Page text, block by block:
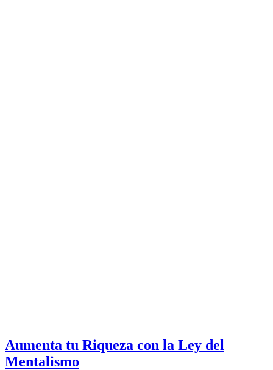
Aumenta tu Riqueza con la Ley del
Mentalismo